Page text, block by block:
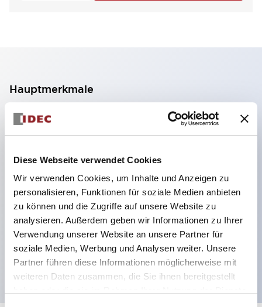
Diese Webseite verwendet Cookies
Wir verwenden Cookies, um Inhalte und Anzeigen zu
personalisieren, Funktionen für soziale Medien anbieten
zu können und die Zugriffe auf unsere Website zu
analysieren. Außerdem geben wir Informationen zu Ihrer
Verwendung unserer Website an unsere Partner für
soziale Medien, Werbung und Analysen weiter. Unsere
Partner führen diese Informationen möglicherweise mit
weiteren Daten zusammen, die Sie ihnen bereitgestellt
Hauptmerkmale
2-Kontakt-Block mit 2 Stufen, ermöglicht eine 4-
Kontakt-Konfiguration (Gewährleistung der
Isolierung zwischen den 2 Kontakten).
59,9 mm (※ 22-stufiger Kontaktblock).
Platzsparendes Design möglich.
Sicherheitsstruktur der 3. Generation: 2-Aktions-
Freisetzung, integrierter Schutz, IP20-
Fingerschutzstruktur